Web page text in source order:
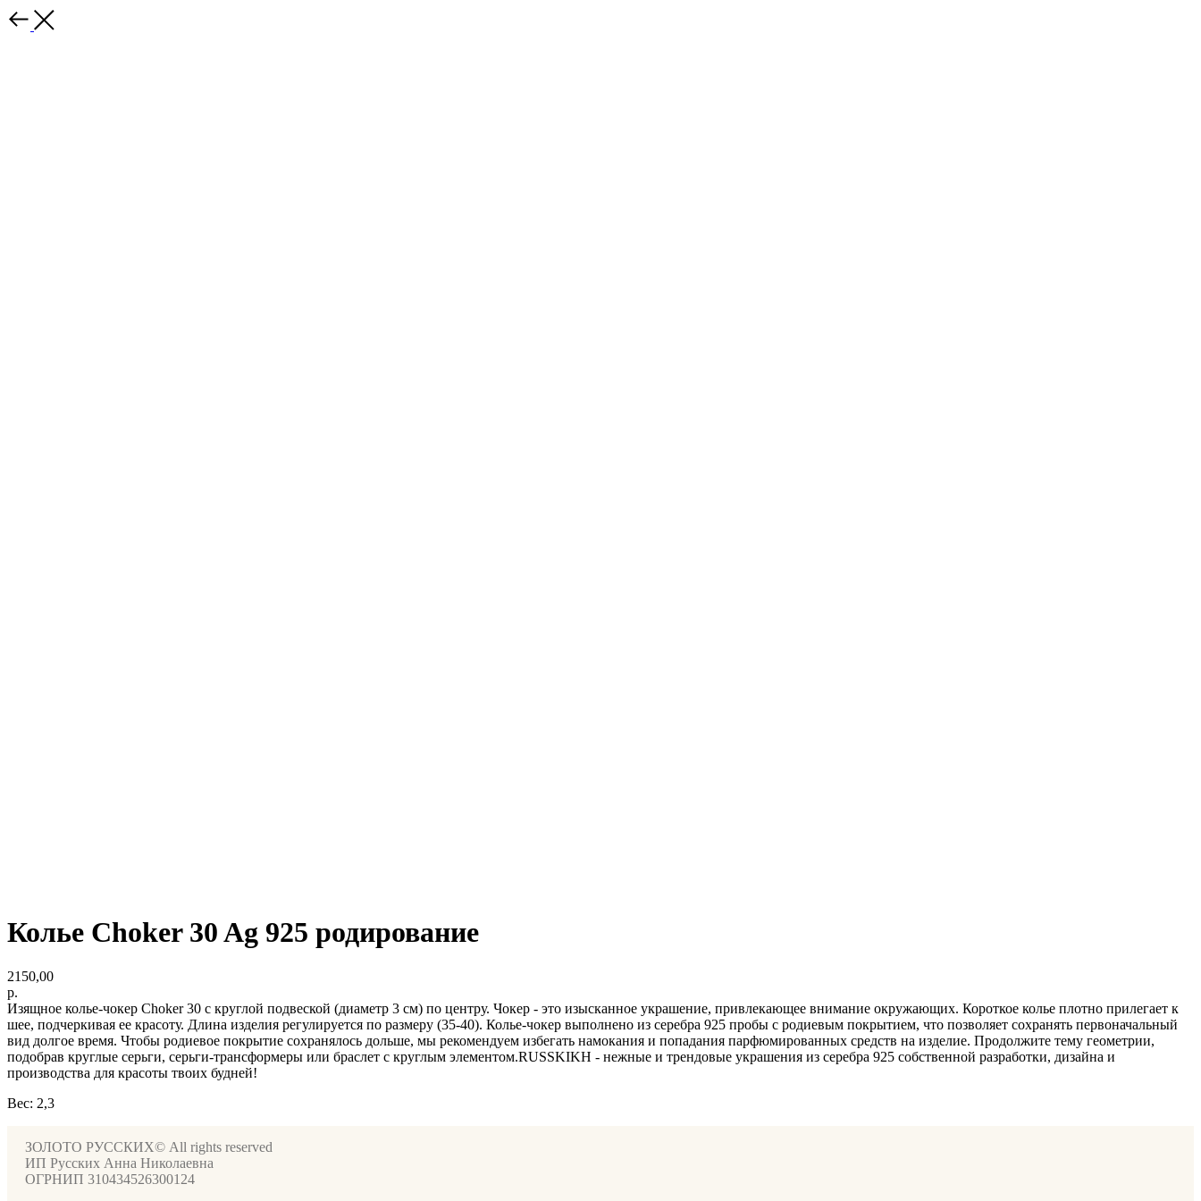
Колье Choker 30 Ag 925 родирование
2150,00
р.
Изящное колье-чокер Choker 30 с круглой подвеской (диаметр 3 см) по центру. Чокер - это изысканное украшение, привлекающее внимание окружающих. Короткое колье плотно прилегает к
шее, подчеркивая ее красоту. Длина изделия регулируется по размеру (35-40). Колье-чокер выполнено из серебра 925 пробы с родиевым покрытием, что позволяет сохранять первоначальный
вид долгое время. Чтобы родиевое покрытие сохранялось дольше, мы рекомендуем избегать намокания и попадания парфюмированных средств на изделие. Продолжите тему геометрии,
подобрав круглые серьги, серьги-трансформеры или браслет с круглым элементом.RUSSKIKH - нежные и трендовые украшения из серебра 925 собственной разработки, дизайна и
производства для красоты твоих будней!
Вес: 2,3
ЗОЛОТО РУССКИХ© All rights reserved
ИП Русских Анна Николаевна
ОГРНИП 310434526300124